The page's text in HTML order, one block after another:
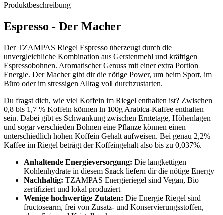
Produktbeschreibung
Espresso - Der Macher
Der TZAMPAS Riegel Espresso überzeugt durch die
unvergleichliche Kombination aus Gerstenmehl und kräftigen
Espressobohnen. Aromatischer Genuss mit einer extra Portion
Energie. Der Macher gibt dir die nötige Power, um beim Sport, im
Büro oder im stressigen Alltag voll durchzustarten.
Du fragst dich, wie viel Koffein im Riegel enthalten ist? Zwischen
0,8 bis 1,7 % Koffein können in 100g Arabica-Kaffee enthalten
sein. Dabei gibt es Schwankung zwischen Erntetage, Höhenlagen
und sogar verschieden Bohnen eine Pflanze können einen
unterschiedlich hohen Koffein Gehalt aufweisen. Bei genau 2,2%
Kaffee im Riegel beträgt der Koffeingehalt also bis zu 0,037%.
Anhaltende Energieversorgung: Die langkettigen
Kohlenhydrate in diesem Snack liefern dir die nötige Energy
Nachhaltig: TZAMPAS Energieriegel sind Vegan, Bio
zertifiziert und lokal produziert
Wenige hochwertige Zutaten: Die Energie Riegel sind
fructosearm, frei von Zusatz- und Konservierungsstoffen,